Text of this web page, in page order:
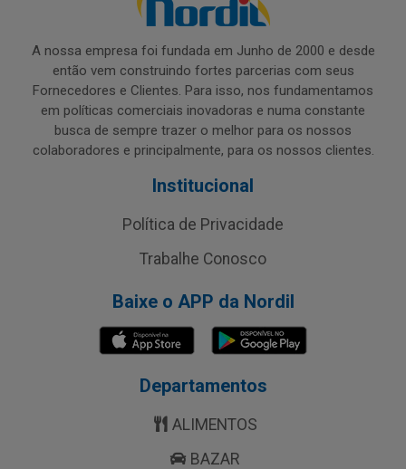
A nossa empresa foi fundada em Junho de 2000 e desde
então vem construindo fortes parcerias com seus
Fornecedores e Clientes. Para isso, nos fundamentamos
em políticas comerciais inovadoras e numa constante
busca de sempre trazer o melhor para os nossos
colaboradores e principalmente, para os nossos clientes.
Institucional
Política de Privacidade
Trabalhe Conosco
Baixe o APP da Nordil
Departamentos
ALIMENTOS
BAZAR